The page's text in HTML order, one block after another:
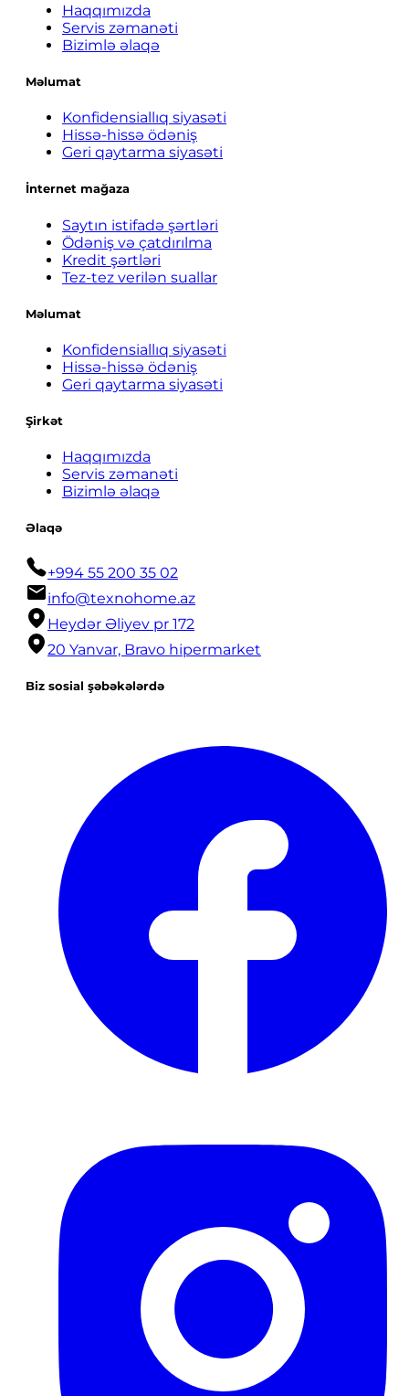
Haqqımızda
Servis zəmanəti
Bizimlə əlaqə
Məlumat
Konfidensiallıq siyasəti
Hissə-hissə ödəniş
Geri qaytarma siyasəti
İnternet mağaza
Saytın istifadə şərtləri
Ödəniş və çatdırılma
Kredit şərtləri
Tez-tez verilən suallar
Məlumat
Konfidensiallıq siyasəti
Hissə-hissə ödəniş
Geri qaytarma siyasəti
Şirkət
Haqqımızda
Servis zəmanəti
Bizimlə əlaqə
Əlaqə
+994 55 200 35 02
info@texnohome.az
Heydər Əliyev pr 172
20 Yanvar, Bravo hipermarket
Biz sosial şəbəkələrdə